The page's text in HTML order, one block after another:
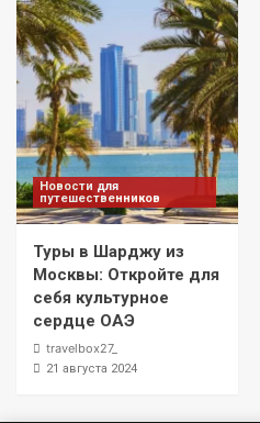
Новости для
путешественников
Туры в Шарджу из
Москвы: Откройте для
себя культурное
сердце ОАЭ
travelbox27_
21 августа 2024